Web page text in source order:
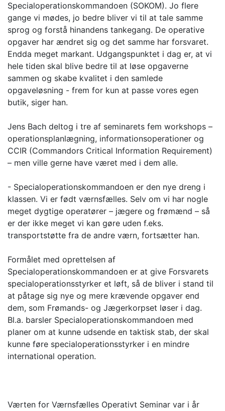
Specialoperationskommandoen (SOKOM). Jo flere
gange vi mødes, jo bedre bliver vi til at tale samme
sprog og forstå hinandens tankegang. De operative
opgaver har ændret sig og det samme har forsvaret.
Endda meget markant. Udgangspunktet i dag er, at vi
hele tiden skal blive bedre til at løse opgaverne
sammen og skabe kvalitet i den samlede
opgaveløsning - frem for kun at passe vores egen
butik, siger han.
Jens Bach deltog i tre af seminarets fem workshops –
operationsplanlægning, informationsoperationer og
CCIR (Commandors Critical Information Requirement)
– men ville gerne have været med i dem alle.
- Specialoperationskommandoen er den nye dreng i
klassen. Vi er født værnsfælles. Selv om vi har nogle
meget dygtige operatører – jægere og frømænd – så
er der ikke meget vi kan gøre uden f.eks.
transportstøtte fra de andre værn, fortsætter han.
Formålet med oprettelsen af
Specialoperationskommandoen er at give Forsvarets
specialoperationsstyrker et løft, så de bliver i stand til
at påtage sig nye og mere krævende opgaver end
dem, som Frømands- og Jægerkorpset løser i dag.
Bl.a. barsler Specialoperationskommandoen med
planer om at kunne udsende en taktisk stab, der skal
kunne føre specialoperationsstyrker i en mindre
international operation.
Værten for Værnsfælles Operativt Seminar var i år